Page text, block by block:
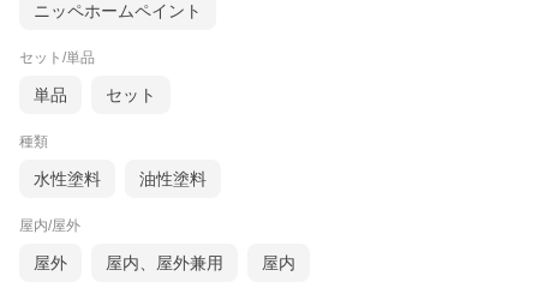
ニッペホームペイント
セット/単品
単品 セット
種類
水性塗料 油性塗料
屋内/屋外
屋外 屋内、屋外兼用 屋内